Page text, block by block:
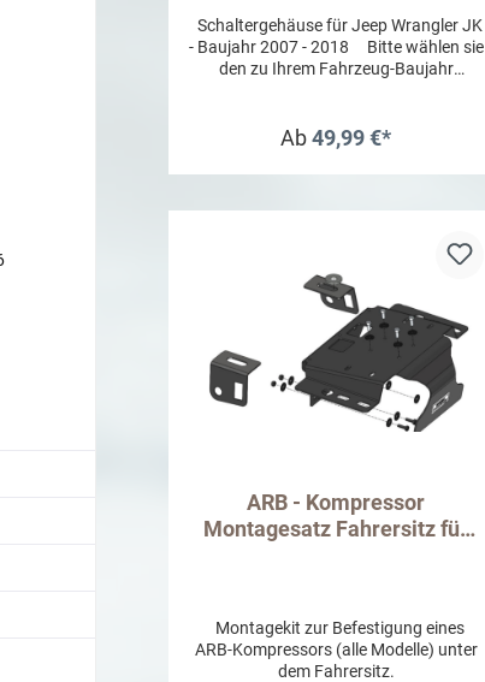
Schaltergehäuse für Jeep Wrangler JK
- Baujahr 2007 - 2018 Bitte wählen sie
den zu Ihrem Fahrzeug-Baujahr
Ab49,99 €*
ARB - Kompressor
Montagesatz Fahrersitz für
Montagekit zur Befestigung eines
ARB-Kompressors (alle Modelle) unter
dem Fahrersitz.